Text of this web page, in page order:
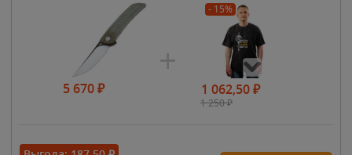
5 670₽
- 15%
1 062,50₽
1 250₽